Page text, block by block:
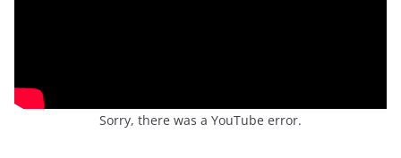
Sorry, there was a YouTube error.